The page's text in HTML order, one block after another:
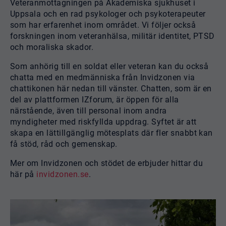
Veteranmottagningen på Akademiska sjukhuset i
Uppsala och en rad psykologer och psykoterapeuter
som har erfarenhet inom området. Vi följer också
forskningen inom veteranhälsa, militär identitet, PTSD
och moraliska skador.
Som anhörig till en soldat eller veteran kan du också
chatta med en medmänniska från Invidzonen via
chattikonen här nedan till vänster. Chatten, som är en
del av plattformen IZforum, är öppen för alla
närstående, även till personal inom andra
myndigheter med riskfyllda uppdrag. Syftet är att
skapa en lättillgänglig mötesplats där fler snabbt kan
få stöd, råd och gemenskap.
Mer om Invidzonen och stödet de erbjuder hittar du
här på invidzonen.se.